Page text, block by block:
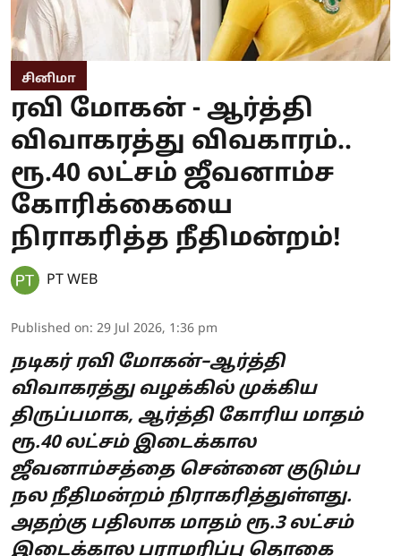
சினிமா
ரவி மோகன் - ஆர்த்தி
விவாகரத்து விவகாரம்..
ரூ.40 லட்சம் ஜீவனாம்ச
கோரிக்கையை
நிராகரித்த நீதிமன்றம்!
PT WEB
Published on: 29 Jul 2026, 1:36 pm
நடிகர் ரவி மோகன்–ஆர்த்தி
விவாகரத்து வழக்கில் முக்கிய
திருப்பமாக, ஆர்த்தி கோரிய மாதம்
ரூ.40 லட்சம் இடைக்கால
ஜீவனாம்சத்தை சென்னை குடும்ப
நல நீதிமன்றம் நிராகரித்துள்ளது.
அதற்கு பதிலாக மாதம் ரூ.3 லட்சம்
இடைக்கால பராமரிப்பு தொகை